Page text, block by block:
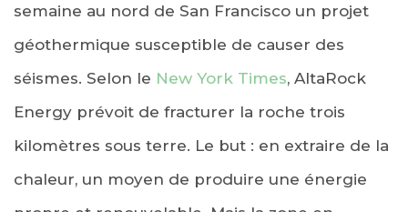
semaine au nord de San Francisco un projet
géothermique susceptible de causer des
séismes. Selon le New York Times, AltaRock
Energy prévoit de fracturer la roche trois
kilomètres sous terre. Le but : en extraire de la
chaleur, un moyen de produire une énergie